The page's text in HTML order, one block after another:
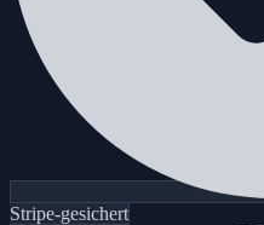
Stripe-gesichert